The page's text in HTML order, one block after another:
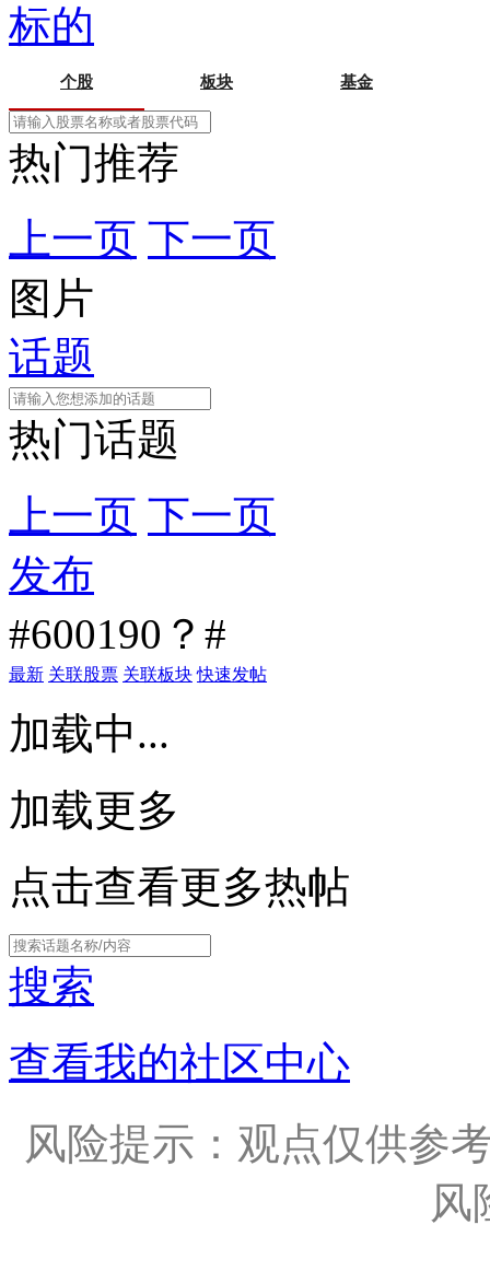
标的
个股 板块 基金
热门推荐
上一页 下一页
图片
话题
热门话题
上一页 下一页
发布
#600190？#
最新 关联股票 关联板块 快速发帖
加载中...
加载更多
点击查看更多热帖
搜索
查看我的社区中心
风险提示：观点仅供参
风